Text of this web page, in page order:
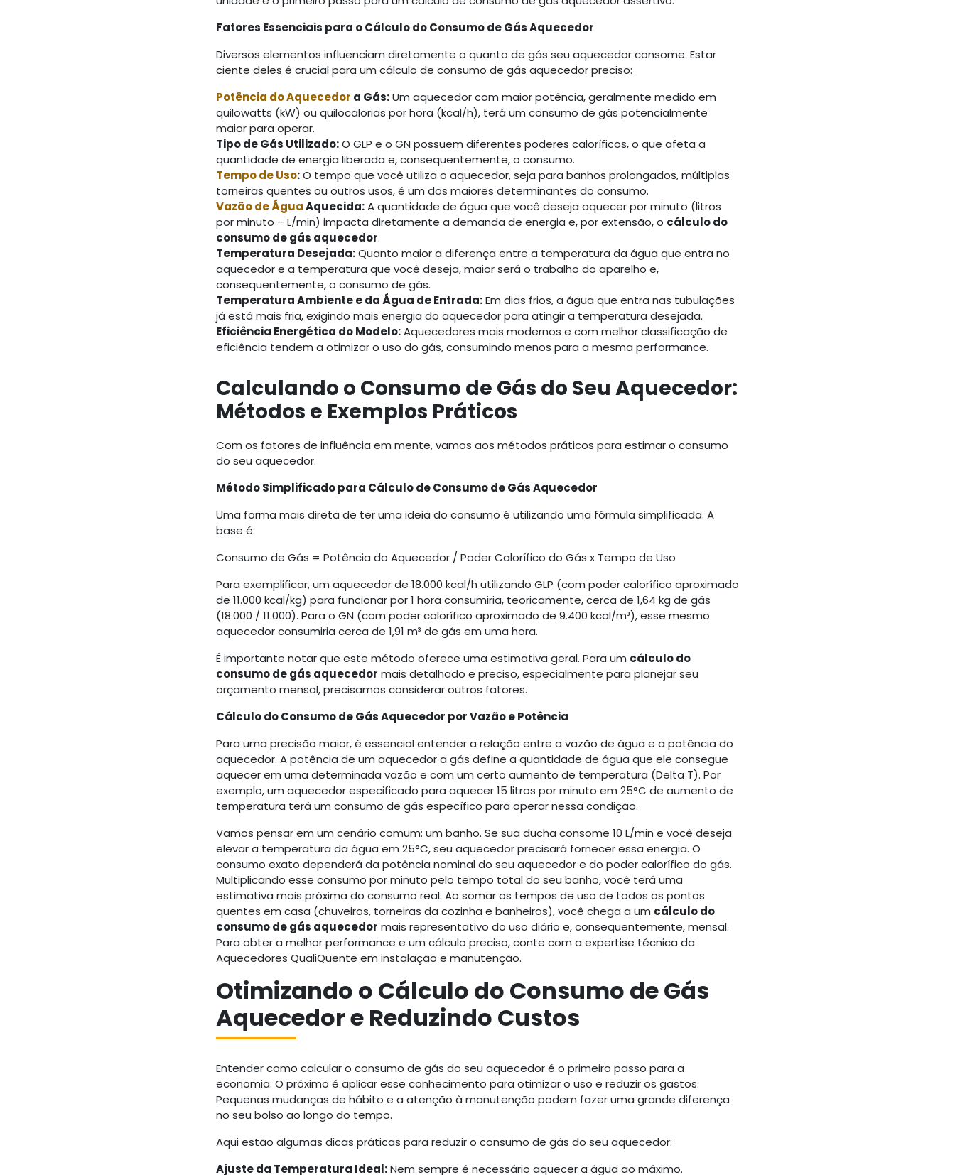
Fatores Essenciais para o Cálculo do Consumo de Gás Aquecedor
Diversos elementos influenciam diretamente o quanto de gás seu aquecedor consome. Estar
ciente deles é crucial para um cálculo de consumo de gás aquecedor preciso:
Potência do Aquecedor a Gás:Um aquecedor com maior potência, geralmente medido em
quilowatts (kW) ou quilocalorias por hora (kcal/h), terá um consumo de gás potencialmente
maior para operar.
Tipo de Gás Utilizado:O GLP e o GN possuem diferentes poderes caloríficos, o que afeta a
quantidade de energia liberada e, consequentemente, o consumo.
Tempo de Uso:O tempo que você utiliza o aquecedor, seja para banhos prolongados, múltiplas
torneiras quentes ou outros usos, é um dos maiores determinantes do consumo.
Vazão de ÁguaAquecida:A quantidade de água que você deseja aquecer por minuto (litros
por minuto – L/min) impacta diretamente a demanda de energia e, por extensão, o cálculo do
consumo de gás aquecedor.
Temperatura Desejada:Quanto maior a diferença entre a temperatura da água que entra no
aquecedor e a temperatura que você deseja, maior será o trabalho do aparelho e,
consequentemente, o consumo de gás.
Temperatura Ambiente e da Água de Entrada:Em dias frios, a água que entra nas tubulações
já está mais fria, exigindo mais energia do aquecedor para atingir a temperatura desejada.
Eficiência Energética do Modelo:Aquecedores mais modernos e com melhor classificação de
eficiência tendem a otimizar o uso do gás, consumindo menos para a mesma performance.
Calculando o Consumo de Gás do Seu Aquecedor:
Métodos e Exemplos Práticos
Com os fatores de influência em mente, vamos aos métodos práticos para estimar o consumo
do seu aquecedor.
Método Simplificado para Cálculo de Consumo de Gás Aquecedor
Uma forma mais direta de ter uma ideia do consumo é utilizando uma fórmula simplificada. A
base é:
Consumo de Gás = Potência do Aquecedor / Poder Calorífico do Gás x Tempo de Uso
Para exemplificar, um aquecedor de 18.000 kcal/h utilizando GLP (com poder calorífico aproximado
de 11.000 kcal/kg) para funcionar por 1 hora consumiria, teoricamente, cerca de 1,64 kg de gás
(18.000 / 11.000). Para o GN (com poder calorífico aproximado de 9.400 kcal/m³), esse mesmo
aquecedor consumiria cerca de 1,91 m³ de gás em uma hora.
É importante notar que este método oferece uma estimativa geral. Para um cálculo do
consumo de gás aquecedor mais detalhado e preciso, especialmente para planejar seu
orçamento mensal, precisamos considerar outros fatores.
Cálculo do Consumo de Gás Aquecedor por Vazão e Potência
Para uma precisão maior, é essencial entender a relação entre a vazão de água e a potência do
aquecedor. A potência de um aquecedor a gás define a quantidade de água que ele consegue
aquecer em uma determinada vazão e com um certo aumento de temperatura (Delta T). Por
exemplo, um aquecedor especificado para aquecer 15 litros por minuto em 25°C de aumento de
temperatura terá um consumo de gás específico para operar nessa condição.
Vamos pensar em um cenário comum: um banho. Se sua ducha consome 10 L/min e você deseja
elevar a temperatura da água em 25°C, seu aquecedor precisará fornecer essa energia. O
consumo exato dependerá da potência nominal do seu aquecedor e do poder calorífico do gás.
Multiplicando esse consumo por minuto pelo tempo total do seu banho, você terá uma
estimativa mais próxima do consumo real. Ao somar os tempos de uso de todos os pontos
quentes em casa (chuveiros, torneiras da cozinha e banheiros), você chega a um cálculo do
consumo de gás aquecedor mais representativo do uso diário e, consequentemente, mensal.
Para obter a melhor performance e um cálculo preciso, conte com a expertise técnica da
Aquecedores QualiQuente em instalação e manutenção.
Otimizando o Cálculo do Consumo de Gás
Aquecedor e Reduzindo Custos
Entender como calcular o consumo de gás do seu aquecedor é o primeiro passo para a
economia. O próximo é aplicar esse conhecimento para otimizar o uso e reduzir os gastos.
Pequenas mudanças de hábito e a atenção à manutenção podem fazer uma grande diferença
no seu bolso ao longo do tempo.
Aqui estão algumas dicas práticas para reduzir o consumo de gás do seu aquecedor:
Ajuste da Temperatura Ideal:Nem sempre é necessário aquecer a água ao máximo.